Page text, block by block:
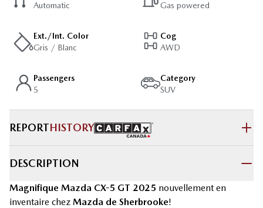
Automatic
Gas powered
Ext./Int. Color
Gris / Blanc
Cog
AWD
Passengers
5
Category
SUV
REPORTHISTORY
DESCRIPTION
Magnifique Mazda CX-5 GT 2025 nouvellement en
inventaire chez Mazda de Sherbrooke!